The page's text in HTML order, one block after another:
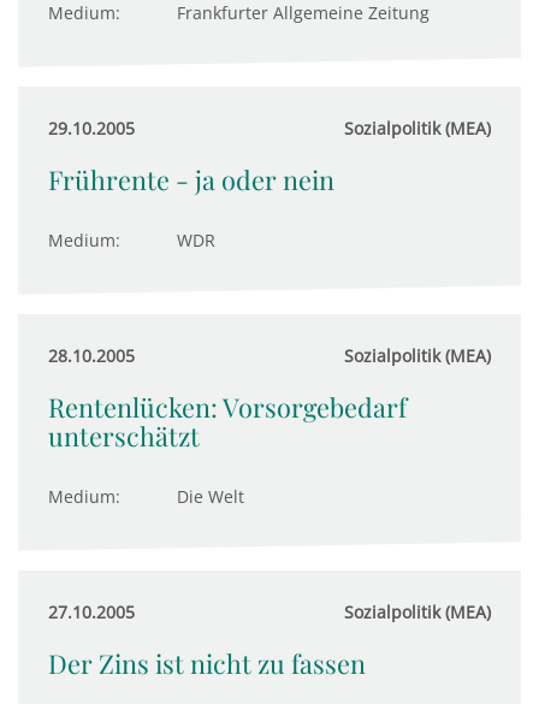
Medium: Frankfurter Allgemeine Zeitung
29.10.2005 Sozialpolitik (MEA)
Frührente - ja oder nein
Medium: WDR
28.10.2005 Sozialpolitik (MEA)
Rentenlücken: Vorsorgebedarf
unterschätzt
Medium: Die Welt
27.10.2005 Sozialpolitik (MEA)
Der Zins ist nicht zu fassen